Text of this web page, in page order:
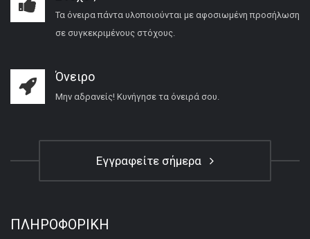
Τα όνειρα πάντα υλοποιούνται με αφοσιωμένη προσήλωση
σε συγκεκριμένους στόχους.
Όνειρο
Μην αδρανείς! Κυνήγησε τα όνειρά σου.
Εγγραφείτε σήμερα
ΠΛΗΡΟΦΟΡΙΚΉ